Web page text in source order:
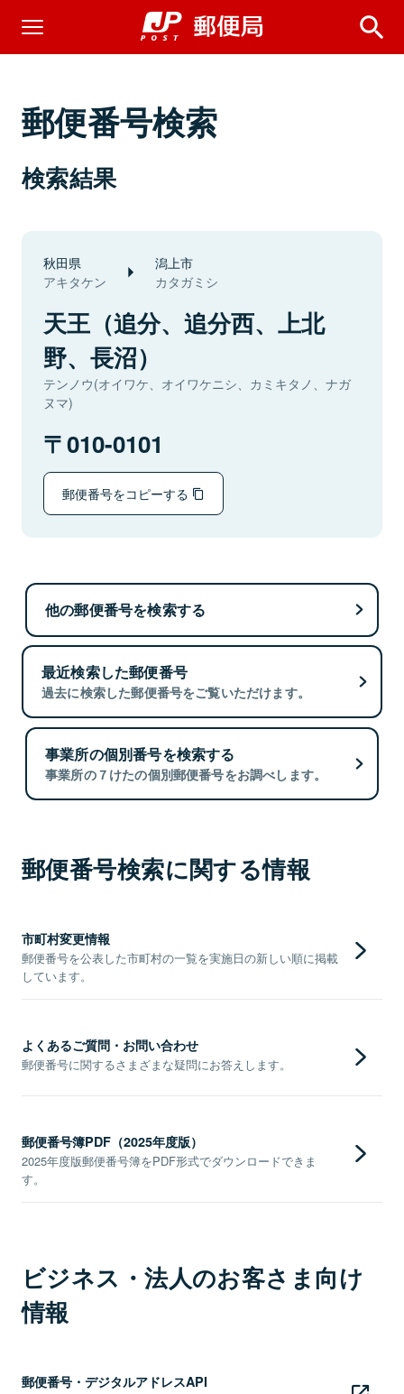
郵便番号検索
検索結果
秋田県
アキタケン
潟上市
カタガミシ
天王（追分、追分西、上北
野、長沼）
テンノウ(オイワケ、オイワケニシ、カミキタノ、ナガ
ヌマ)
010-0101
郵便番号をコピーする
他の郵便番号を検索する
最近検索した郵便番号
過去に検索した郵便番号をご覧いただけます。
事業所の個別番号を検索する
事業所の７けたの個別郵便番号をお調べします。
郵便番号検索に関する情報
市町村変更情報
郵便番号を公表した市町村の一覧を実施日の新しい順に掲載
しています。
よくあるご質問・お問い合わせ
郵便番号に関するさまざまな疑問にお答えします。
郵便番号簿PDF（2025年度版）
2025年度版郵便番号簿をPDF形式でダウンロードできま
す。
ビジネス・法人のお客さま向け
情報
郵便番号・デジタルアドレスAPI